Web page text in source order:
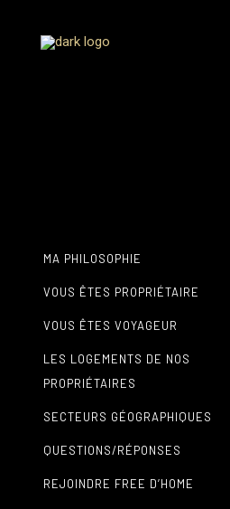
MA PHILOSOPHIE
VOUS ÊTES PROPRIÉTAIRE
VOUS ÊTES VOYAGEUR
LES LOGEMENTS DE NOS
PROPRIÉTAIRES
SECTEURS GÉOGRAPHIQUES
QUESTIONS/RÉPONSES
REJOINDRE FREE D’HOME